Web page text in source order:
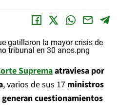
Supremaatraviesa por
, varios de sus 17 ministros
cuestionamientos